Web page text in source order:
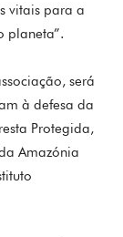
vitais para a
planeta”.
será
à defesa da
Protegida,
Amazónia